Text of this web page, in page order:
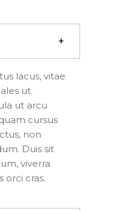
lacus, vitae
ut.
ut arcu
cursus
non
Duis sit
viverra
orci cras.